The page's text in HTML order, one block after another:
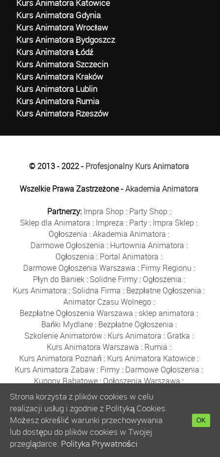
Kurs Animatora Katowice
Kurs Animatora Gdynia
Kurs Animatora Wrocław
Kurs Animatora Bydgoszcz
Kurs Animatora Łódź
Kurs Animatora Szczecin
Kurs Animatora Kraków
Kurs Animatora Lublin
Kurs Animatora Rumia
Kurs Animatora Rzeszów
© 2013 - 2022 - Profesjonalny Kurs Animatora
Wszelkie Prawa Zastrzeżone -Akademia Animatora
Partnerzy: Impra Shop : Party Shop :
Sklep dla Animatora : Impreza : Party : Impra Sklep :
Ogłoszenia :Akademia Animatora :
Darmowe Ogłoszenia : Hurtownia Animatora :
Ogłoszenia : Portal Animatora :
Darmowe Ogłoszenia Warszawa : Firmy Regionu :
Płyn do Baniek: Solidne Firmy: Ogłoszenia :
Kurs Animatora : Solidna Firma : Bezpłatne Ogłoszenia :
Animator Czasu Wolnego:
Bezpłatne Ogłoszenia Warszawa : sklep animatora :
Bańki Mydlane: Bezpłatne Ogłoszenia :
Szkolenie Animatorów: Kurs Animatora : Gratka :
Kurs Animatora Warszawa : Rumia :
Kurs Animatora Poznań : Kurs Animatora Katowice :
Kurs Animatora Zabaw : Firmy : Darmowe Ogłoszenia :
Kupony Rabatowe:Ogłoszenia Warszawa:
Płyn do Baniek Mydlanych
Darmowe Ogłoszenia Trójmiasto
Ogłoszenia Trójmiasto:Ogłoszenia :Solidne Firmy:
Bezpłatne Ogłoszenia:Płyn do Baniek
Hurtownia Balonów:Party Shop:Bańki Mydlane
Balony Gdańsk:Sznurki do Baniek
Strona korzysta z plików cookies w celu
realizacji usług i zgodnie z Polityką Cookies.
Możesz określić warunki przechowywania
lub dostępu do plików cookies w Twojej
przeglądarce. Polityka Prywatności
OK